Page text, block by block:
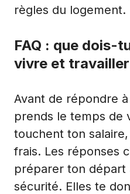
règles du logement.
FAQ : que dois-
vivre et
Avant de répondre
prends le temps de
touchent ton
frais. Les réponses
préparer ton départ
sécurité. Elles te